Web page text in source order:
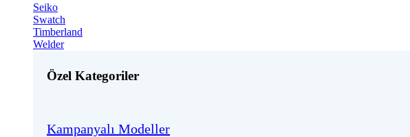
Seiko
Swatch
Timberland
Welder
Özel Kategoriler
Kampanyalı Modeller